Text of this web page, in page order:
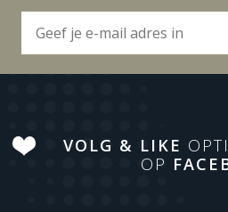
VOLG & LIKE
OP